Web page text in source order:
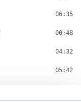
06:35
00:48
04:32
05:42